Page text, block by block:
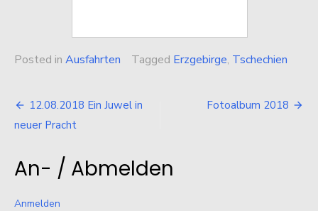
Posted in Ausfahrten Tagged Erzgebirge, Tschechien
Beitragsnavigation
12.08.2018 Ein Juwel in
neuer Pracht
Fotoalbum 2018
An- / Abmelden
Anmelden